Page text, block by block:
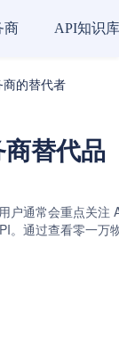
商 API知识库
的替代者
替代品
户通常会重点关
。通过查看零一